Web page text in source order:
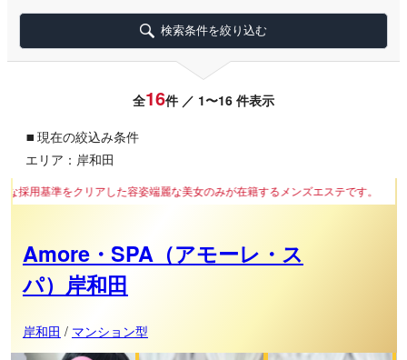
検索条件を絞り込む
全16件 ／ 1〜16 件表示
▪ 現在の絞込み条件
エリア：岸和田
た容姿端麗な美女のみが在籍するメンズエステです。
Amore・SPA（アモーレ・ス
パ）岸和田
岸和田 / マンション型